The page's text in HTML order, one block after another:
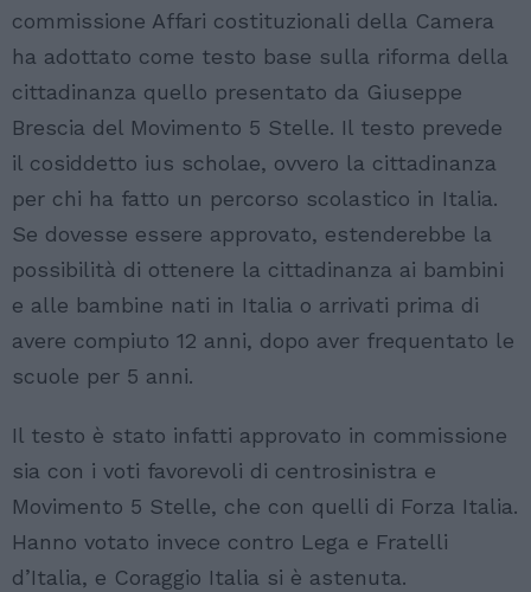
commissione Affari costituzionali della Camera
ha adottato come testo base sulla riforma della
cittadinanza quello presentato da Giuseppe
Brescia del Movimento 5 Stelle. Il testo prevede
il cosiddetto ius scholae, ovvero la cittadinanza
per chi ha fatto un percorso scolastico in Italia.
Se dovesse essere approvato, estenderebbe la
possibilità di ottenere la cittadinanza ai bambini
e alle bambine nati in Italia o arrivati prima di
avere compiuto 12 anni, dopo aver frequentato le
scuole per 5 anni.
Il testo è stato infatti approvato in commissione
sia con i voti favorevoli di centrosinistra e
Movimento 5 Stelle, che con quelli di Forza Italia.
Hanno votato invece contro Lega e Fratelli
d’Italia, e Coraggio Italia si è astenuta.